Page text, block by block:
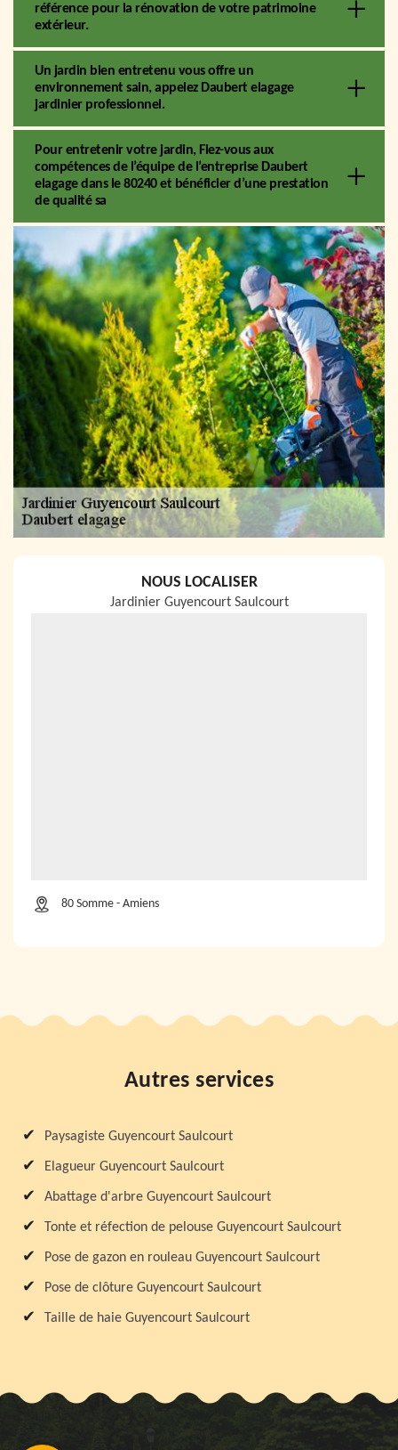
référence pour la rénovation de votre patrimoine
extérieur.
Un jardin bien entretenu vous offre un
environnement sain, appelez Daubert elagage
jardinier professionnel.
Pour entretenir votre jardin, Fiez-vous aux
compétences de l’équipe de l’entreprise Daubert
elagage dans le 80240 et bénéficier d’une prestation
de qualité sa
NOUS LOCALISER
Jardinier Guyencourt Saulcourt
80 Somme - Amiens
Autres services
Paysagiste Guyencourt Saulcourt
Elagueur Guyencourt Saulcourt
Abattage d'arbre Guyencourt Saulcourt
Tonte et réfection de pelouse Guyencourt Saulcourt
Pose de gazon en rouleau Guyencourt Saulcourt
Pose de clôture Guyencourt Saulcourt
Taille de haie Guyencourt Saulcourt